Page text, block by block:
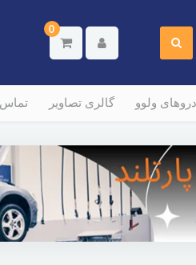
0
ولوو گالری تصاویر تماس